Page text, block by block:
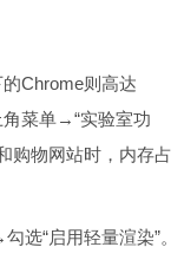
Chrome则高达
菜单→“实验室功
购物网站时，内存占
选“启用轻量渲染”。